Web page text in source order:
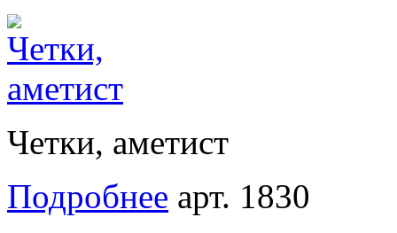
Четки, аметист
Подробнее арт. 1830